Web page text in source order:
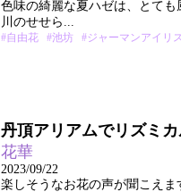
色味の綺麗な夏ハゼは、とても
川のせせら...
#自由花 #池坊 #ジャーマンアイリ
丹頂アリアムでリズミ
花華
2023/09/22
楽しそうなお花の声が聞こえ